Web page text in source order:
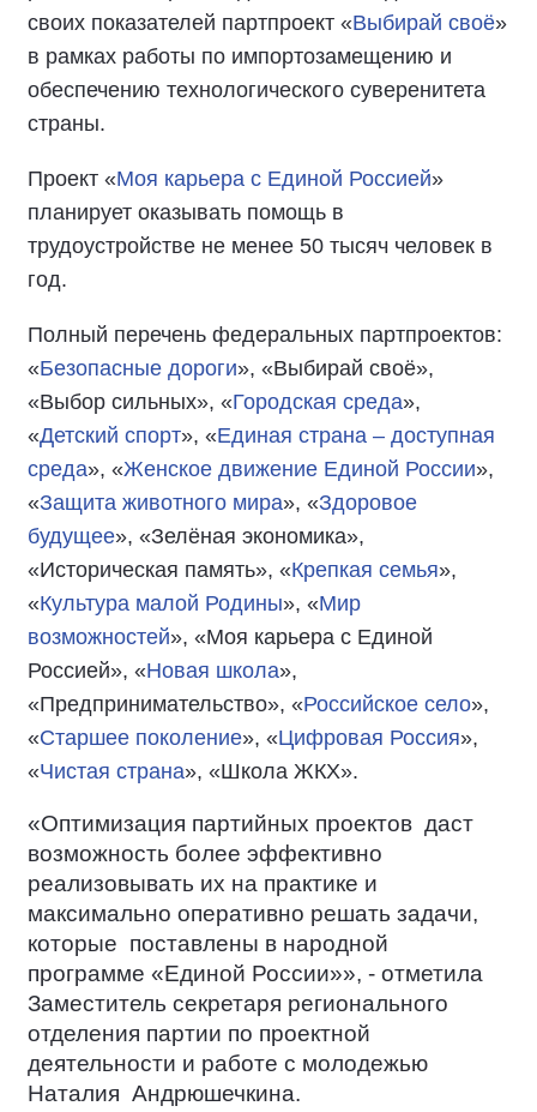
своих показателей партпроект «Выбирай своё»
в рамках работы по импортозамещению и
обеспечению технологического суверенитета
страны.
Проект «Моя карьера с Единой Россией»
планирует оказывать помощь в
трудоустройстве не менее 50 тысяч человек в
год.
Полный перечень федеральных партпроектов:
«Безопасные дороги», «Выбирай своё»,
«Выбор сильных», «Городская среда»,
«Детский спорт», «Единая страна – доступная
среда», «Женское движение Единой России»,
«Защита животного мира», «Здоровое
будущее», «Зелёная экономика»,
«Историческая память», «Крепкая семья»,
«Культура малой Родины», «Мир
возможностей», «Моя карьера с Единой
Россией», «Новая школа»,
«Предпринимательство», «Российское село»,
«Старшее поколение», «Цифровая Россия»,
«Чистая страна», «Школа ЖКХ».
«Оптимизация партийных проектов даст
возможность более эффективно
реализовывать их на практике и
максимально оперативно решать задачи,
которые поставлены в народной
программе «Единой России»», - отметила
Заместитель секретаря регионального
отделения партии по проектной
деятельности и работе с молодежью
Наталия Андрюшечкина.